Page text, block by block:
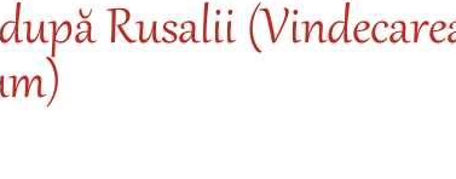
Rusalii